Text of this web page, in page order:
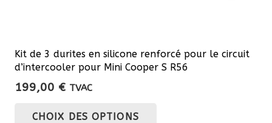
Kit de 3 durites en silicone renforcé pour le circuit
d’intercooler pour Mini Cooper S R56
199,00 € TVAC
CHOIX DES OPTIONS